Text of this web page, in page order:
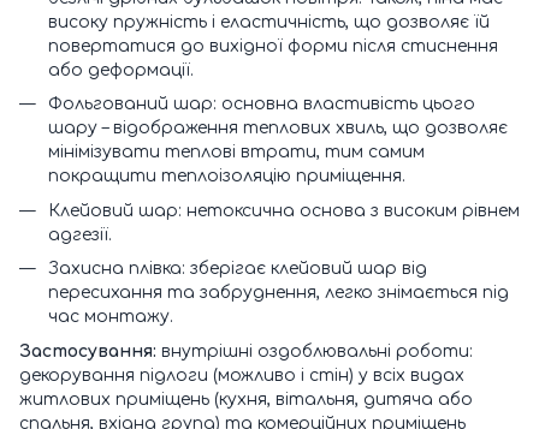
високу пружність і еластичність, що дозволяє їй
повертатися до вихідної форми після стиснення
або деформації.
Фольгований шар: основна властивість цього
шару – відображення теплових хвиль, що дозволяє
мінімізувати теплові втрати, тим самим
покращити теплоізоляцію приміщення.
Клейовий шар: нетоксична основа з високим рівнем
адгезії.
Захисна плівка: зберігає клейовий шар від
пересихання та забруднення, легко знімається під
час монтажу.
Застосування: внутрішні оздоблювальні роботи:
декорування підлоги (можливо і стін) у всіх видах
житлових приміщень (кухня, вітальня, дитяча або
спальня, вхідна група) та комерційних приміщень